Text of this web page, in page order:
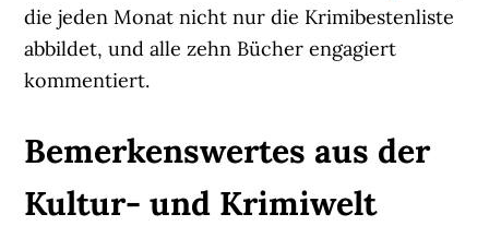
die jeden Monat nicht nur die Krimibestenliste
abbildet, und alle zehn Bücher engagiert
kommentiert.
Bemerkenswertes aus der
Kultur- und Krimiwelt